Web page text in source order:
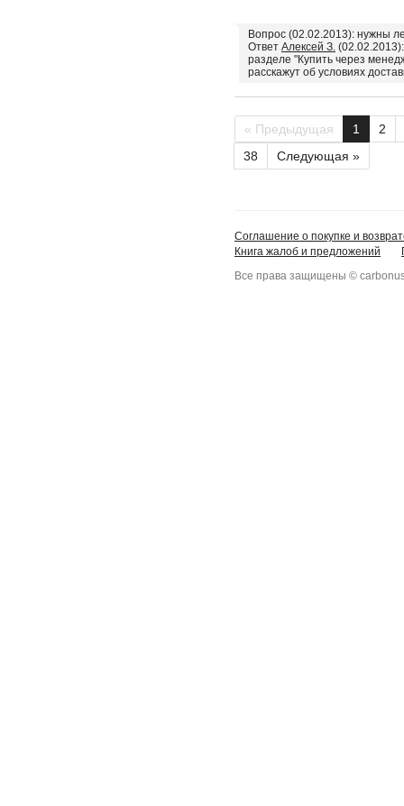
Вопрос (02.02.2013): нужны
Ответ Алексей З.
разделе "Купить через
расскажут об условиях
« Предыдущая 1
2
38
Следующая »
Соглашение о покупке и
Книга жалоб и предложений
Все права защищены ©